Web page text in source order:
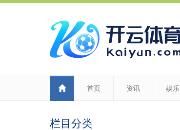
首页 资讯 娱乐
栏目分类